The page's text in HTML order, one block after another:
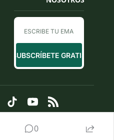
SUBSCRÍBETE GRATIS
0